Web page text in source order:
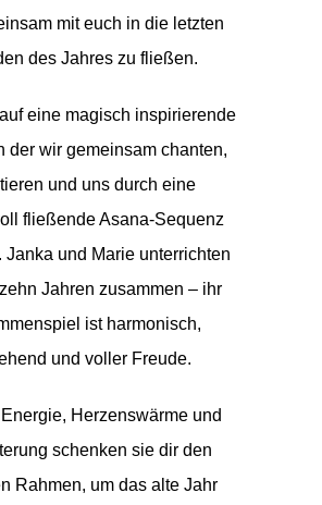
mit euch in die letzten
des Jahres zu fließen.
eine magisch inspirierende
der wir gemeinsam chanten,
und uns durch eine
fließende Asana-Sequenz
Janka und Marie unterrichten
Jahren zusammen – ihr
ist harmonisch,
und voller Freude.
Herzenswärme und
schenken sie dir den
Rahmen, um das alte Jahr